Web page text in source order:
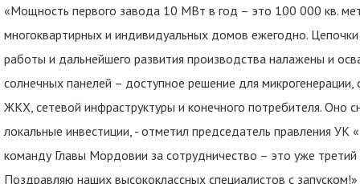
«Мощность первого завода 10 МВт в год – это 100 000 кв.
многоквартирных и индивидуальных домов ежегодно.
работы и дальнейшего развития производства налажены и
солнечных панелей – доступное решение для
ЖКХ, сетевой инфраструктуры и конечного потребителя. Оно
локальные инвестиции, - отметил председатель правления
команду Главы Мордовии за сотрудничество – это уже
Поздравляю наших высококлассных специалистов с запуском!»